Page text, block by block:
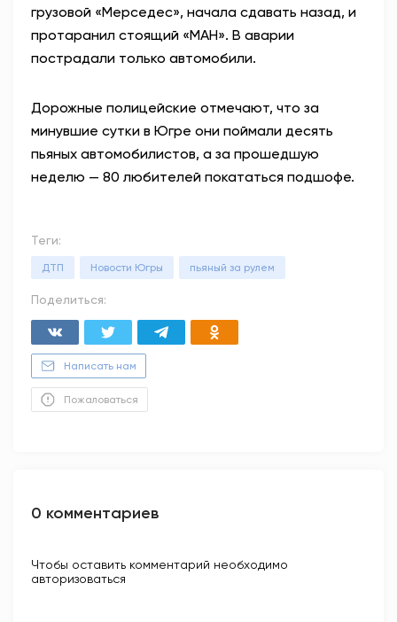
грузовой «Мерседес», начала сдавать назад, и
протаранил стоящий «МАН». В аварии
пострадали только автомобили.
Дорожные полицейские отмечают, что за
минувшие сутки в Югре они поймали десять
пьяных автомобилистов, а за прошедшую
неделю — 80 любителей покататься подшофе.
Теги:
ДТП Новости Югры пьяный за рулем
Поделиться:
Написать нам
Пожаловаться
0 комментариев
Чтобы оставить комментарий необходимо
авторизоваться